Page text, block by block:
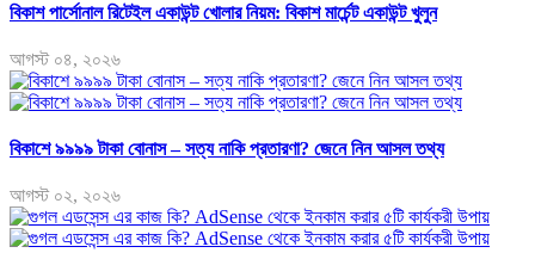
বিকাশ পার্সোনাল রিটেইল একাউন্ট খোলার নিয়ম: বিকাশ মার্চেন্ট একাউন্ট খুলুন
আগস্ট ০৪, ২০২৬
বিকাশে ৯৯৯৯ টাকা বোনাস – সত্য নাকি প্রতারণা? জেনে নিন আসল তথ্য
আগস্ট ০২, ২০২৬